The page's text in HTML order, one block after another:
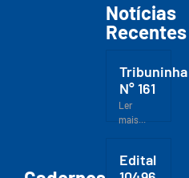
Notícias
Recentes
Tribuninha
N° 161
Ler
mais...
Edital